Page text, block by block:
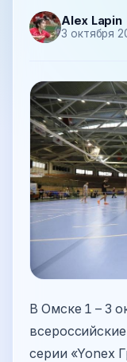
Alex Lapin
3 октября
В Омске 1 – 3
серии «Yonex